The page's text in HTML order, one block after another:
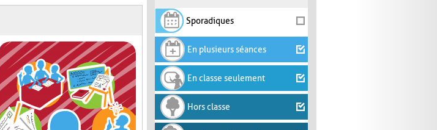
Sporadiques
En plusieurs séances
En classe seulement
Hors classe